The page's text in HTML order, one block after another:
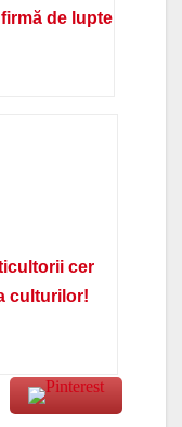
de lupte
cer
culturilor!